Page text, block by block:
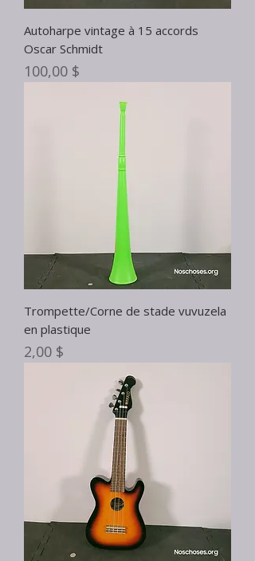
Autoharpe vintage à 15 accords
Oscar Schmidt
Prix
100,00 $
Trompette/Corne de stade vuvuzela
en plastique
Prix
2,00 $